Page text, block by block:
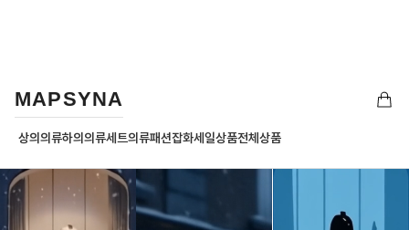
MAPSYNA
상의의류하의의류세트의류패션잡화세일상품전체상품